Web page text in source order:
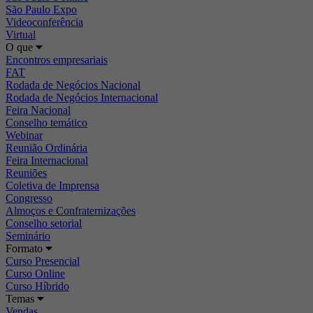
São Paulo Expo
Videoconferência
Virtual
O que
Encontros empresariais
FAT
Rodada de Negócios Nacional
Rodada de Negócios Internacional
Feira Nacional
Conselho temático
Webinar
Reunião Ordinária
Feira Internacional
Reuniões
Coletiva de Imprensa
Congresso
Almoços e Confraternizações
Conselho setorial
Seminário
Formato
Curso Presencial
Curso Online
Curso Híbrido
Temas